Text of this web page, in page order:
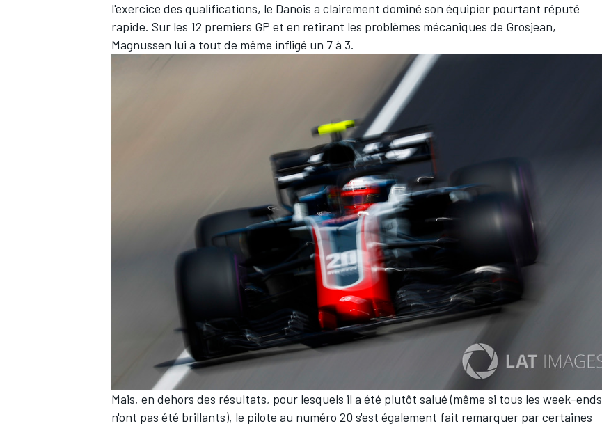
l'exercice des qualifications, le Danois a clairement dominé son équipier pourtant réputé
rapide. Sur les 12 premiers GP et en retirant les problèmes mécaniques de Grosjean,
Magnussen lui a tout de même infligé un 7 à 3.
Mais, en dehors des résultats, pour lesquels il a été plutôt salué (même si tous les week-ends
n'ont pas été brillants), le pilote au numéro 20 s'est également fait remarquer par certaines